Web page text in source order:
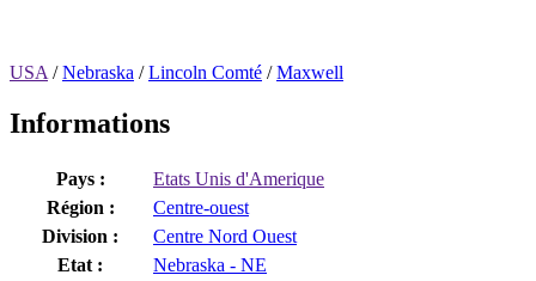
USA /Nebraska /Lincoln Comté /Maxwell
Informations
Pays :
Etats Unis d'Amerique
Région :
Centre-ouest
Division :
Centre Nord Ouest
Etat :
Nebraska - NE